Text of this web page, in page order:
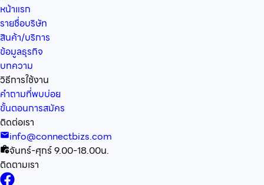
หน้าแรก
รายชื่อบริษัท
สินค้า/บริการ
ข้อมูลธุรกิจ
บทความ
วิธีการใช้งาน
คำถามที่พบบ่อย
ขั้นตอนการสมัคร
ติดต่อเรา
info@connectbizs.com
จันทร์-ศุกร์ 9.00-18.00น.
ติดตามเรา